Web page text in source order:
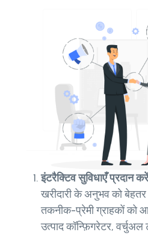
इंटरैक्टिव सुविधाएँ प्रदान
खरीदारी के अनुभव को
तकनीक-प्रेमी ग्राहकों को
उत्पाद कॉन्फ़िगरेटर,